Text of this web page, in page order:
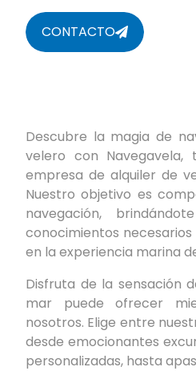
CONTACTO
Descubre la magia de
velero con
empresa de alquiler de
Nuestro objetivo es
navegación,
conocimientos
en la experiencia marina
Disfruta de la sensación
mar puede ofrecer
nosotros. Elige entre
desde emocionantes
personalizadas, hasta